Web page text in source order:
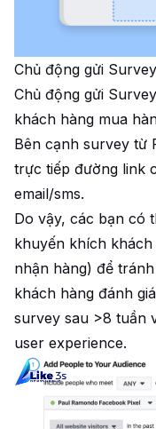
Chủ động gửi
Chủ động gửi
khách hàng mua
Bên cạnh survey từ
trực tiếp đường link
email/sms.
Do vậy, các bạn có
khuyến khích
nhận hàng) để
khách hàng đánh
survey sau >8 tuần
user experience.